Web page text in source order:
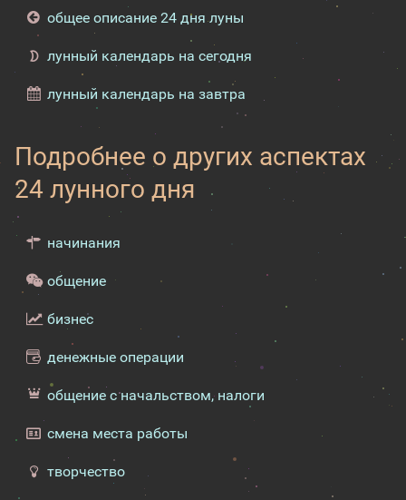
общее описание 24 дня луны
лунный календарь на сегодня
лунный календарь на завтра
Подробнее о других аспектах
24 лунного дня
начинания
общение
бизнес
денежные операции
общение с начальством, налоги
смена места работы
творчество